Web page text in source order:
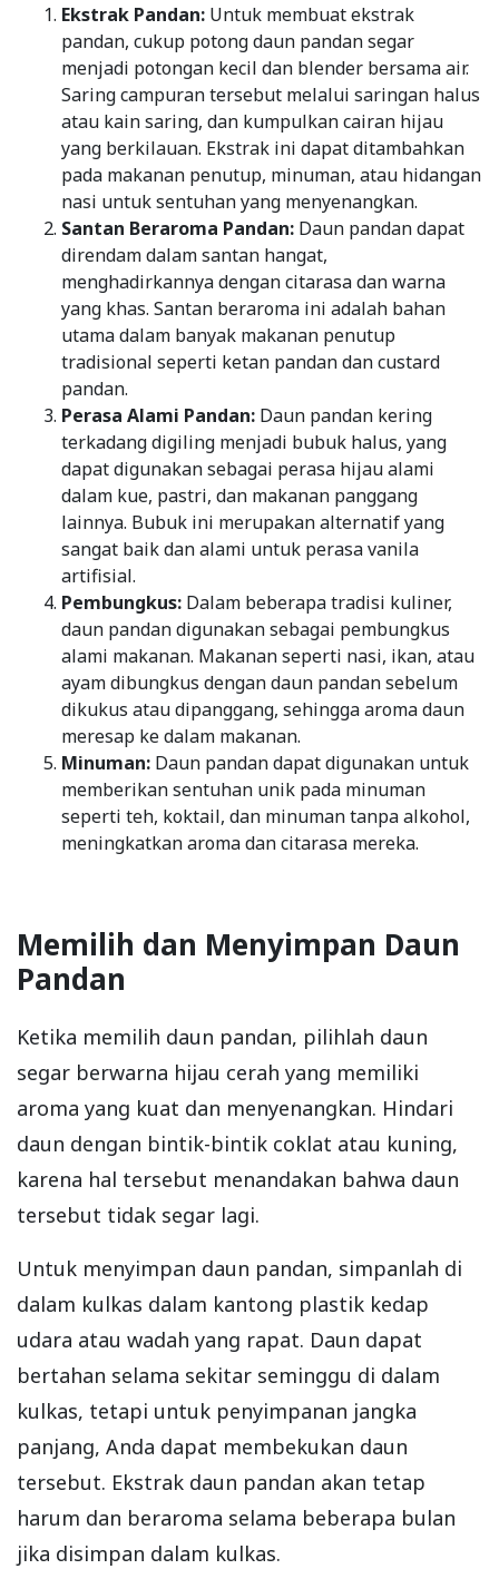
Ekstrak Pandan: Untuk membuat ekstrak
pandan, cukup potong daun pandan segar
menjadi potongan kecil dan blender bersama air.
Saring campuran tersebut melalui saringan halus
atau kain saring, dan kumpulkan cairan hijau
yang berkilauan. Ekstrak ini dapat ditambahkan
pada makanan penutup, minuman, atau hidangan
nasi untuk sentuhan yang menyenangkan.
Santan Beraroma Pandan: Daun pandan dapat
direndam dalam santan hangat,
menghadirkannya dengan citarasa dan warna
yang khas. Santan beraroma ini adalah bahan
utama dalam banyak makanan penutup
tradisional seperti ketan pandan dan custard
pandan.
Perasa Alami Pandan: Daun pandan kering
terkadang digiling menjadi bubuk halus, yang
dapat digunakan sebagai perasa hijau alami
dalam kue, pastri, dan makanan panggang
lainnya. Bubuk ini merupakan alternatif yang
sangat baik dan alami untuk perasa vanila
artifisial.
Pembungkus: Dalam beberapa tradisi kuliner,
daun pandan digunakan sebagai pembungkus
alami makanan. Makanan seperti nasi, ikan, atau
ayam dibungkus dengan daun pandan sebelum
dikukus atau dipanggang, sehingga aroma daun
meresap ke dalam makanan.
Minuman: Daun pandan dapat digunakan untuk
memberikan sentuhan unik pada minuman
seperti teh, koktail, dan minuman tanpa alkohol,
meningkatkan aroma dan citarasa mereka.
Memilih dan Menyimpan Daun
Pandan
Ketika memilih daun pandan, pilihlah daun
segar berwarna hijau cerah yang memiliki
aroma yang kuat dan menyenangkan. Hindari
daun dengan bintik-bintik coklat atau kuning,
karena hal tersebut menandakan bahwa daun
tersebut tidak segar lagi.
Untuk menyimpan daun pandan, simpanlah di
dalam kulkas dalam kantong plastik kedap
udara atau wadah yang rapat. Daun dapat
bertahan selama sekitar seminggu di dalam
kulkas, tetapi untuk penyimpanan jangka
panjang, Anda dapat membekukan daun
tersebut. Ekstrak daun pandan akan tetap
harum dan beraroma selama beberapa bulan
jika disimpan dalam kulkas.